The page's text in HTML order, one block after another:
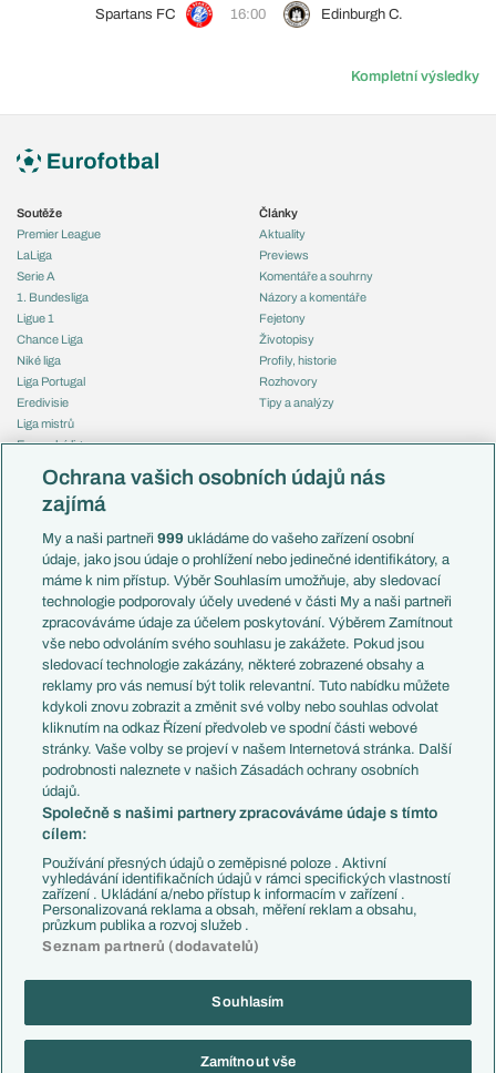
Spartans FC 16:00 Edinburgh C.
Kompletní výsledky
Soutěže
Premier League
LaLiga
Serie A
1. Bundesliga
Ligue 1
Chance Liga
Niké liga
Liga Portugal
Eredivisie
Liga mistrů
Evropská liga
Mistrovství světa
Liga národů
Témata
Představení týmů MS
EuroSkauting
PL v kostce
Evropské koeficienty
Přestupy
Přestupové spekulace
Zranění
Kluby
Arsenal FC
Chelsea FC
Manchester United
AC Milán
Juventus FC
Bayern Mnichov
FC Barcelona
Real Madrid
Články
Aktuality
Previews
Komentáře a souhrny
Názory a komentáře
Fejetony
Životopisy
Profily, historie
Rozhovory
Tipy a analýzy
Česko
Francie
Itálie
Německo
Španělsko
Argentina
Brazílie
Přestupy
Zápasy
Livescore
Tipovací soutěž
Copyright © 2001-2026 EuroFotbal.cz. Využíváme zpravodajství ČTK.
Informace o zpracování osobních údajů
Ochrana vašich osobních údajů nás
zajímá
My a naši partneři999 ukládáme do vašeho zařízení osobní
údaje, jako jsou údaje o prohlížení nebo jedinečné identifikátory, a
máme k nim přístup. Výběr Souhlasím umožňuje, aby sledovací
technologie podporovaly účely uvedené v části My a naši partneři
zpracováváme údaje za účelem poskytování. Výběrem Zamítnout
vše nebo odvoláním svého souhlasu je zakážete. Pokud jsou
sledovací technologie zakázány, některé zobrazené obsahy a
reklamy pro vás nemusí být tolik relevantní. Tuto nabídku můžete
kdykoli znovu zobrazit a změnit své volby nebo souhlas odvolat
kliknutím na odkaz Řízení předvoleb ve spodní části webové
stránky. Vaše volby se projeví v našem Internetová stránka. Další
podrobnosti naleznete v našich Zásadách ochrany osobních
údajů.
Společně s našimi partnery zpracováváme údaje s tímto
cílem:
Používání přesných údajů o zeměpisné poloze . Aktivní
vyhledávání identifikačních údajů v rámci specifických vlastností
zařízení . Ukládání a/nebo přístup k informacím v zařízení .
Personalizovaná reklama a obsah, měření reklam a obsahu,
průzkum publika a rozvoj služeb .
Seznam partnerů (dodavatelů)
Souhlasím
Zamítnout vše